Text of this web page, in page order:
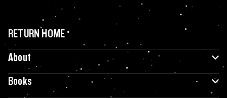
RETURN HOME
About
Books